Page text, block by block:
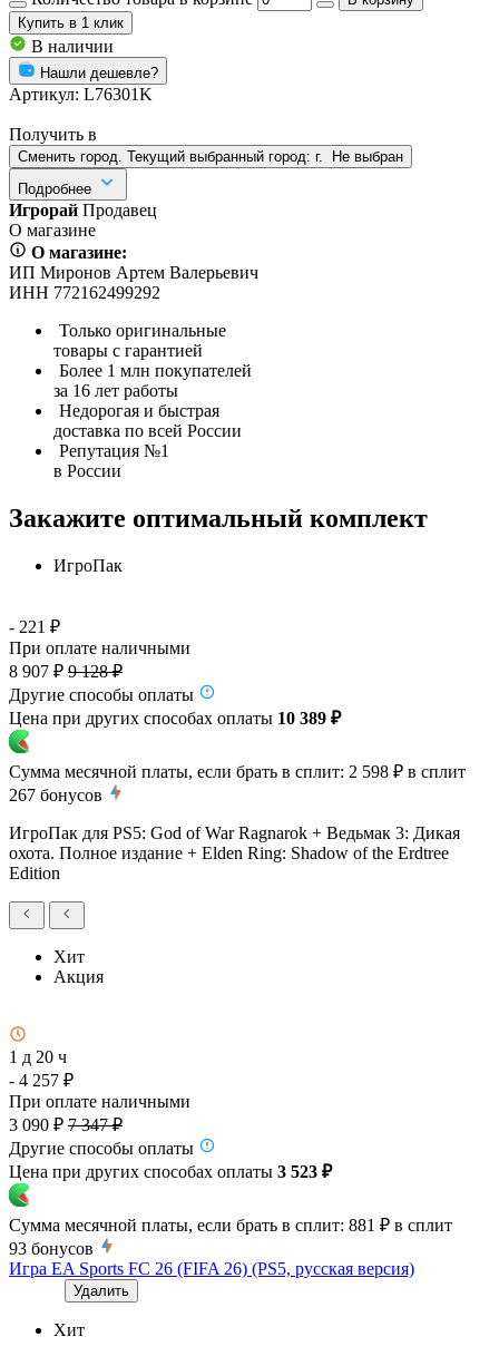
Купить в 1 клик
В наличии
Нашли дешевле?
Артикул: L76301K
Получить в
Сменить город. Текущий выбранный город: г.
Не выбран
Подробнее
Игрорай Продавец
О магазине
О магазине:
ИП Миронов Артем Валерьевич
ИНН 772162499292
Только оригинальные
товары с гарантией
Более 1 млн покупателей
за 16 лет работы
Недорогая и быстрая
доставка по всей России
Репутация №1
в России
Закажите оптимальный комплект
ИгроПак
- 221 ₽
При оплате наличными
8 907 ₽ 9 128 ₽
Другие способы оплаты
Цена при других способах оплаты 10 389 ₽
Сумма месячной платы, если брать в сплит: 2 598 ₽ в сплит
267 бонусов
ИгроПак для PS5: God of War Ragnarok + Ведьмак 3: Дикая
охота. Полное издание + Elden Ring: Shadow of the Erdtree
Edition
Хит
Акция
1 д 20 ч
- 4 257 ₽
При оплате наличными
3 090 ₽ 7 347 ₽
Другие способы оплаты
Цена при других способах оплаты 3 523 ₽
Сумма месячной платы, если брать в сплит: 881 ₽ в сплит
93 бонусов
Игра EA Sports FC 26 (FIFA 26) (PS5, русская версия)
Удалить
Хит